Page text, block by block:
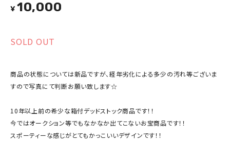
¥10,000
SOLD OUT
商品の状態については新品ですが、経年劣化による多少の汚れ等ございま
すので写真にて判断お願い致します☆
10年以上前の希少な箱付デッドストック商品です！！
今ではオークション等でもなかなか出てこないお宝商品です！！
スポーティーな感じがとてもかっこいいデザインです！！